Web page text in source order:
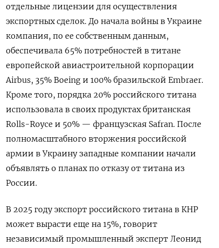
отдельные лицензии для осуществления
экспортных сделок. До начала войны в Украине
компания, по ее собственным данным,
обеспечивала 65% потребностей в титане
европейской авиастроительной корпорации
Airbus, 35% Boeing и 100% бразильской Embraer.
Кроме того, порядка 20% российского титана
использовала в своих продуктах британская
Rolls-Royce и 50% — французская Safran. После
полномасштабного вторжения российской
армии в Украину западные компании начали
объявлять о планах по отказу от титана из
России.
В 2025 году экспорт российского титана в КНР
может вырасти еще на 15%, говорит
независимый промышленный эксперт Леонид